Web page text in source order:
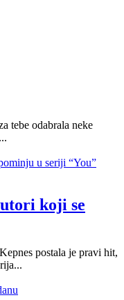
tebe odabrala neke
koji se
postala je pravi hit,